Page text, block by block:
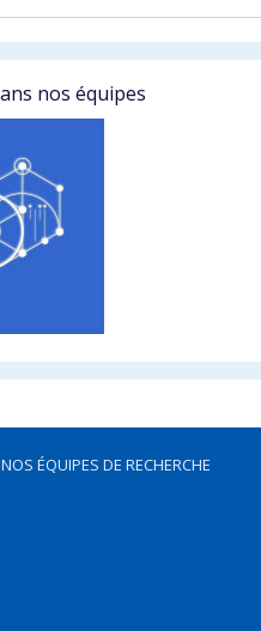
nos équipes
NOS ÉQUIPES DE RECHERCHE